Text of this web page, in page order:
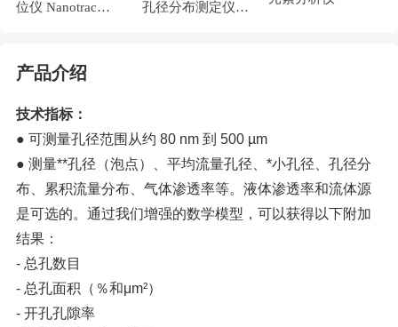
位仪 Nanotrac
孔径分布测定仪
产品介绍
技术指标：
● 可测量孔径范围从约 80 nm 到 500 µm
● 测量**孔径（泡点）、平均流量孔径、*小孔径、孔径分
布、累积流量分布、气体渗透率等。液体渗透率和流体源
是可选的。通过我们增强的数学模型，可以获得以下附加
结果：
- 总孔数目
- 总孔面积（％和μm²）
- 开孔孔隙率